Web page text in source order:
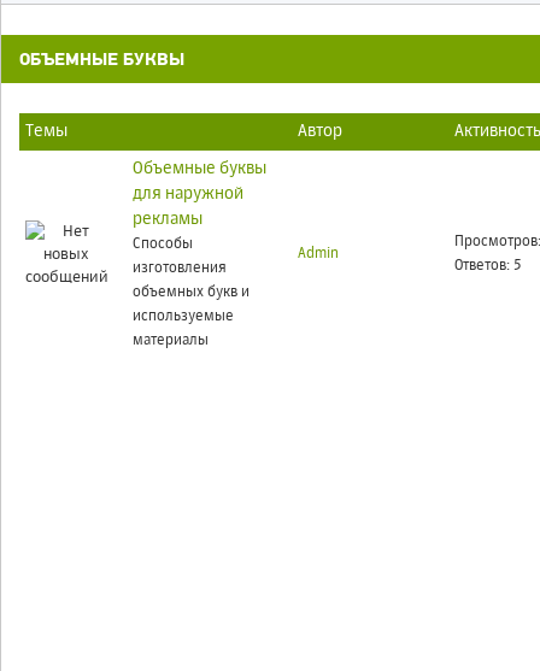
ОБЪЕМНЫЕ БУКВЫ
Темы Автор Активность
Объемные буквы
для наружной
рекламы
Способы
изготовления
объемных букв и
используемые
материалы
Admin
Ответов: 5